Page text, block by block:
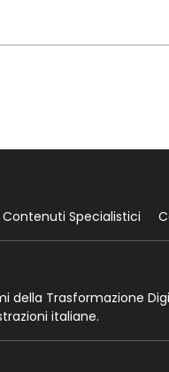
Specialistici
Trasformazione
italiane.